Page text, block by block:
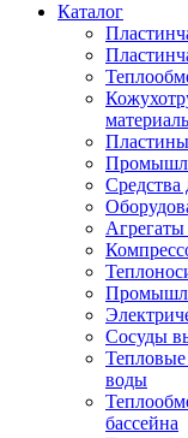
Каталог
Сосуды
Тепловые
воды
бассейна